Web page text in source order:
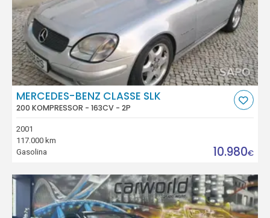
MERCEDES-BENZ CLASSE SLK
200 KOMPRESSOR - 163CV - 2P
2001
117.000 km
Gasolina
10.980€